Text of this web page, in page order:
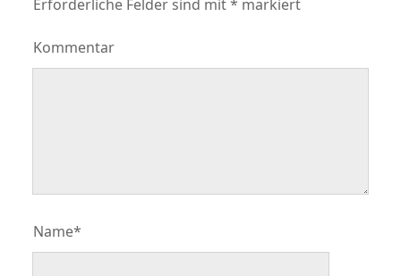
Erforderliche Felder sind mit* markiert
Kommentar
Name*